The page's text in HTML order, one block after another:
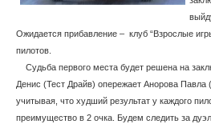
Ожидается прибавление – клуб “Взрослые
пилотов.
Судьба первого места будет решена на
Денис (Тест Драйв) опережает Анорова Павла (
учитывая, что худший результат у каждого
преимущество в 2 очка. Будем следить за